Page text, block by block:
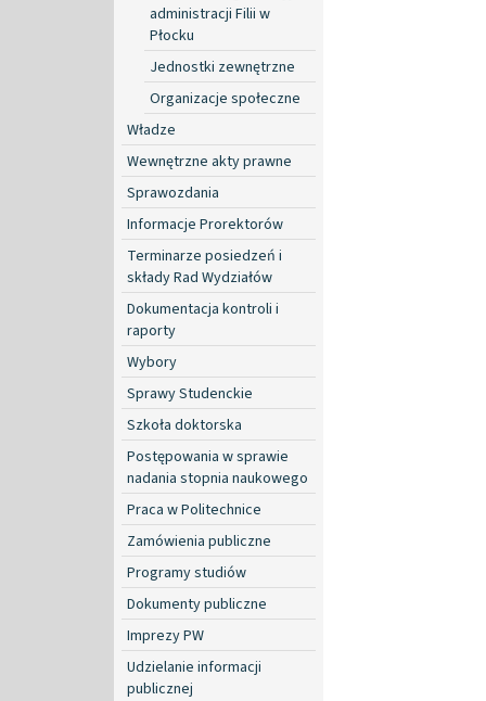
administracji Filii w
Płocku
Jednostki zewnętrzne
Organizacje społeczne
Władze
Wewnętrzne akty prawne
Sprawozdania
Informacje Prorektorów
Terminarze posiedzeń i
składy Rad Wydziałów
Dokumentacja kontroli i
raporty
Wybory
Sprawy Studenckie
Szkoła doktorska
Postępowania w sprawie
nadania stopnia naukowego
Praca w Politechnice
Zamówienia publiczne
Programy studiów
Dokumenty publiczne
Imprezy PW
Udzielanie informacji
publicznej